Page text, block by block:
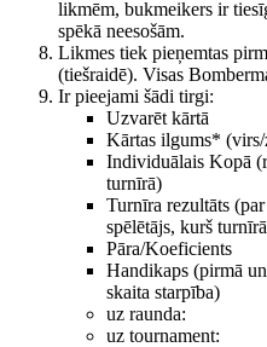
likmēm, bukmeikers ir
spēkā neesošām.
Likmes tiek pieņemtas
(tiešraidē). Visas
Ir pieejami šādi tirgi:
Uzvarēt kārtā
Kārtas ilgums* (virs/
Individuālais Kopā
turnīrā)
Turnīra rezultāts
spēlētājs, kurš
Pāra/Koeficients
Handikaps (pirmā
skaita starpība)
uz raunda:
uz tournament: